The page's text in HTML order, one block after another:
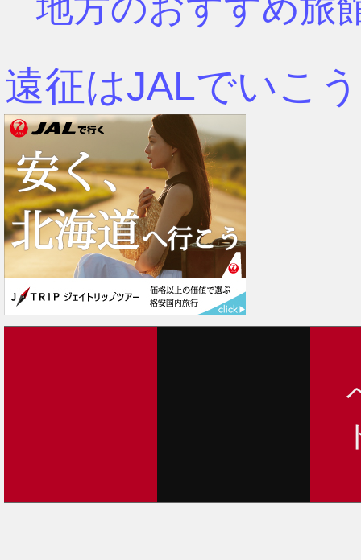
遠征はJALでいこう